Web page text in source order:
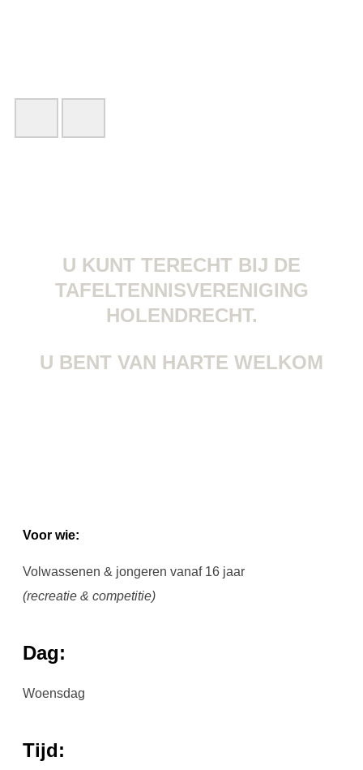
U KUNT TERECHT BIJ DE
TAFELTENNISVERENIGING
HOLENDRECHT.
U BENT VAN HARTE WELKOM
Voor wie:
Volwassenen & jongeren vanaf 16 jaar
(recreatie & competitie)
Dag:
Woensdag
Tijd: